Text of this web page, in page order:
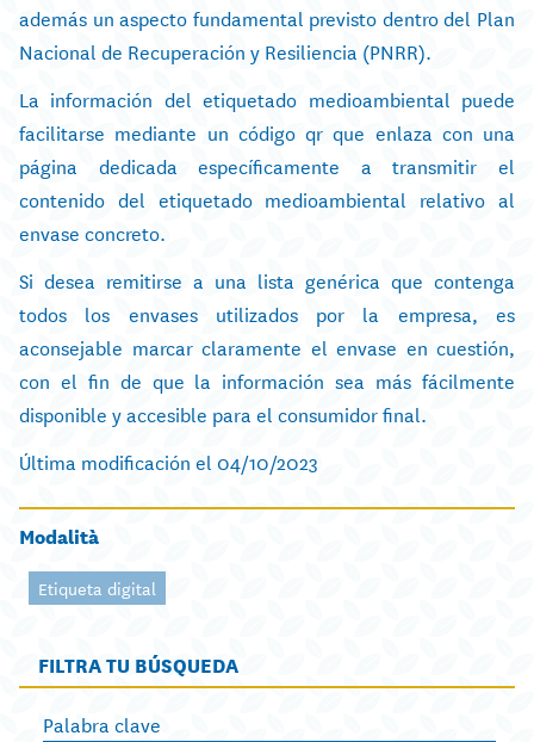
además un aspecto fundamental previsto dentro del Plan
Nacional de Recuperación y Resiliencia (PNRR).
La información del etiquetado medioambiental puede
facilitarse mediante un código qr que enlaza con una
página dedicada específicamente a transmitir el
contenido del etiquetado medioambiental relativo al
envase concreto.
Si desea remitirse a una lista genérica que contenga
todos los envases utilizados por la empresa, es
aconsejable marcar claramente el envase en cuestión,
con el fin de que la información sea más fácilmente
disponible y accesible para el consumidor final.
Última modificación el 04/10/2023
Modalità
Etiqueta digital
FILTRA TU BÚSQUEDA
Palabra clave